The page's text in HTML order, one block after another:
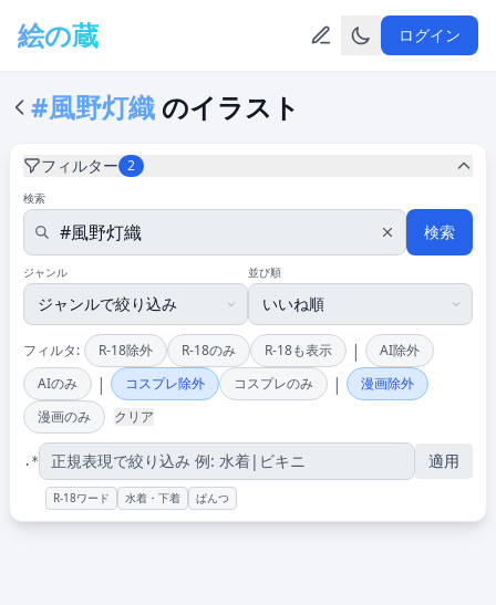
絵の蔵 ログイン
#風野灯織 のイラスト
フィルター 2
検索
検索
ジャンル 並び順
フィルタ: R-18除外 R-18のみ R-18も表示 |
AI除外
AIのみ
| コスプレ除外 コスプレのみ |
漫画除外
漫画のみ
クリア
.* 適用
R-18ワード 水着・下着 ぱんつ